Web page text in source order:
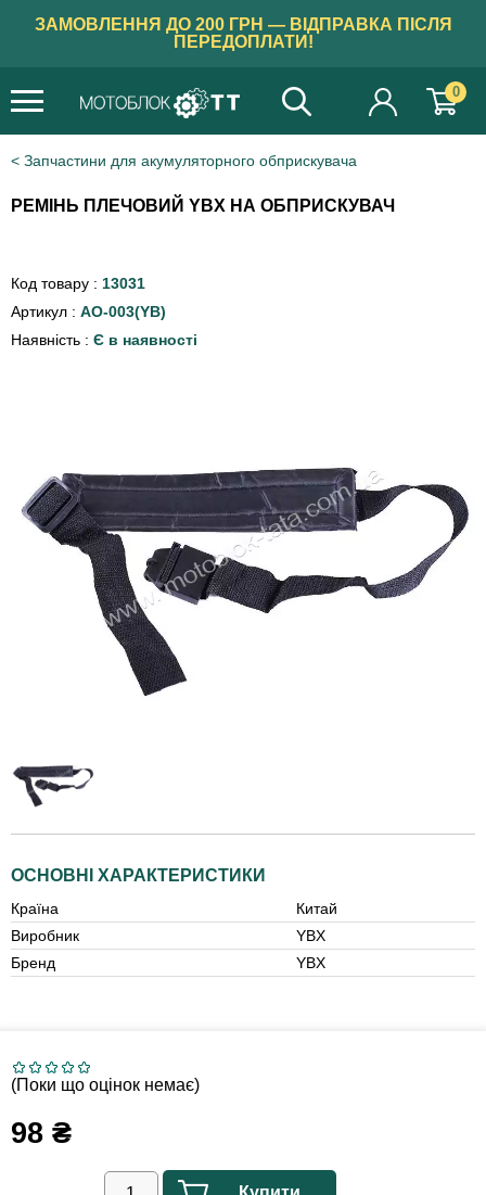
ЗАМОВЛЕННЯ ДО 200 ГРН — ВІДПРАВКА ПІСЛЯ
ПЕРЕДОПЛАТИ!
0
Запчастини для акумуляторного обприскувача
РЕМІНЬ ПЛЕЧОВИЙ YBX НА ОБПРИСКУВАЧ
Код товару : 13031
Артикул : AO-003(YB)
Наявність : Є в наявності
ОСНОВНІ ХАРАКТЕРИСТИКИ
Країна
Китай
Виробник
YBX
Бренд
YBX
(Поки що оцінок немає)
98 ₴